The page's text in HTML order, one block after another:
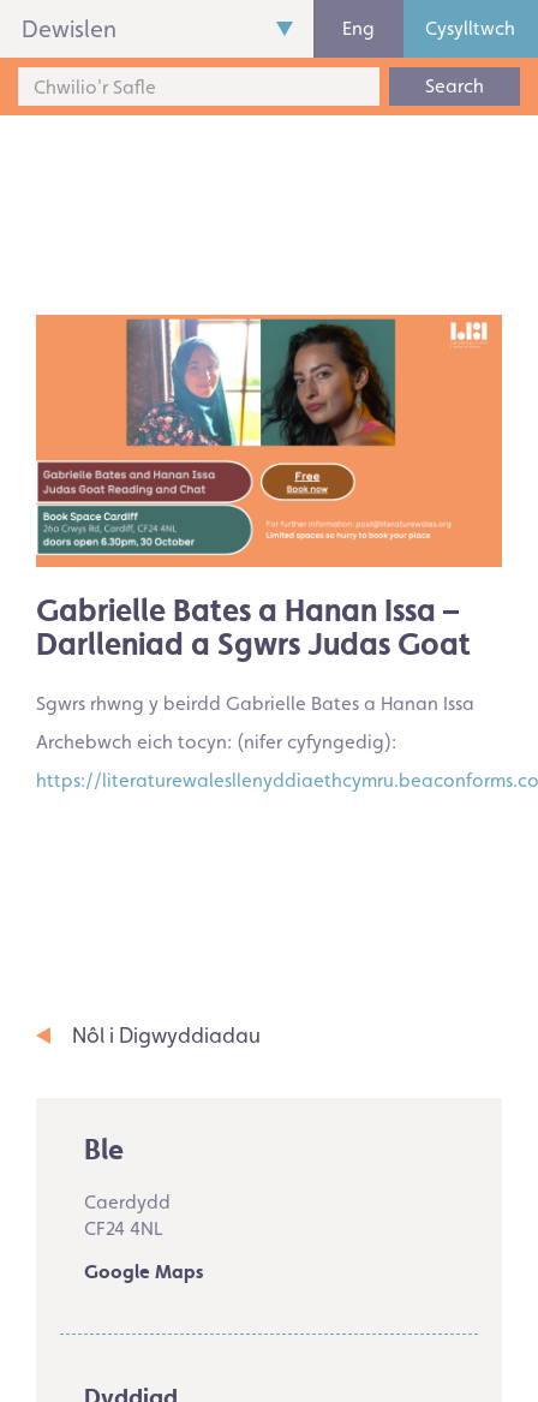
Dewislen Eng Cysylltwch
Search
Gabrielle Bates a Hanan Issa –
Darlleniad a Sgwrs Judas Goat
Sgwrs rhwng y beirdd Gabrielle Bates a Hanan Issa
Archebwch eich tocyn: (nifer cyfyngedig):
https://
Nôl i Digwyddiadau
Ble
Caerdydd
CF24 4NL
Google Maps